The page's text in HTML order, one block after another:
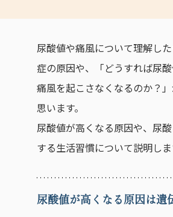
尿酸値や痛風について理解し
症の原因や、「どうすれば尿
痛風を起こさなくなるのか？
思います。
尿酸値が高くなる原因や、尿
する生活習慣について説明しま
尿酸値が高くなる原因は遺